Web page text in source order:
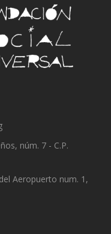
núm. 7 - C.P.
Aeropuerto num. 1,